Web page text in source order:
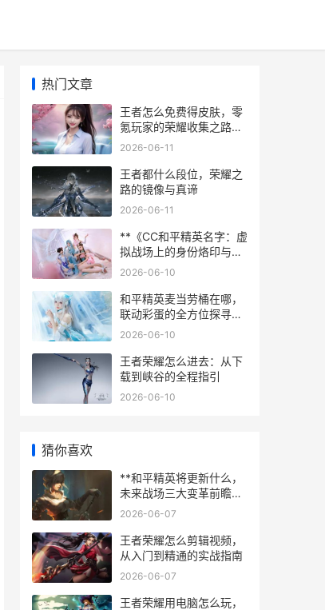
热门文章
王者怎么免费得皮肤，零
氪玩家的荣耀收集之路副
标题，精打细算积攒资
2026-06-11
王者都什么段位，荣耀之
路的镜像与真谛
2026-06-11
**《CC和平精英名字：虚
拟战场上的身份烙印与竞
技哲学》副标题：一个代
2026-06-10
和平精英麦当劳桶在哪，
联动彩蛋的全方位探寻攻
略
2026-06-10
王者荣耀怎么进去：从下
载到峡谷的全程指引
2026-06-10
猜你喜欢
**和平精英将更新什么，
未来战场三大变革前瞻副
标题**
2026-06-07
王者荣耀怎么剪辑视频，
从入门到精通的实战指南
2026-06-07
王者荣耀用电脑怎么玩，